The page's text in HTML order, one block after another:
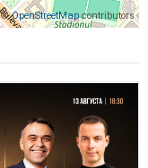
©OpenStreetMapcontributors